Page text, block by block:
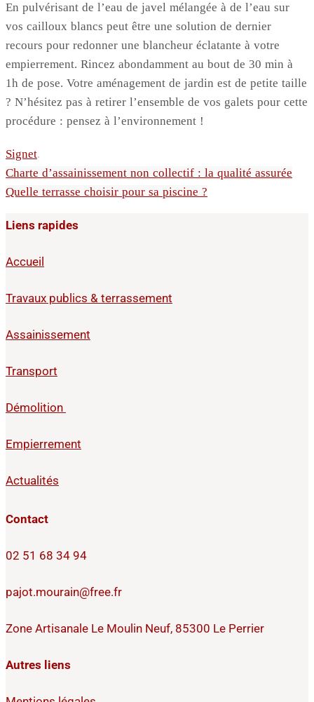
En pulvérisant de l’eau de javel mélangée à de l’eau sur
vos cailloux blancs peut être une solution de dernier
recours pour redonner une blancheur éclatante à votre
empierrement. Rincez abondamment au bout de 30 min à
1h de pose. Votre aménagement de jardin est de petite taille
? N’hésitez pas à retirer l’ensemble de vos galets pour cette
procédure : pensez à l’environnement !
Signet.
Charte d’assainissement non collectif : la qualité assurée
Quelle terrasse choisir pour sa piscine ?
Liens rapides
Accueil
Travaux publics & terrassement
Assainissement
Transport
Démolition
Empierrement
Actualités
Contact
02 51 68 34 94
pajot.mourain@free.fr
Zone Artisanale Le Moulin Neuf, 85300 Le Perrier
Autres liens